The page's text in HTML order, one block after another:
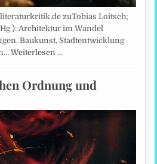
zuTobias Loitsch;
Architektur im Wandel
Baukunst, Stadtentwicklung
Weiterlesen …
Ordnung und